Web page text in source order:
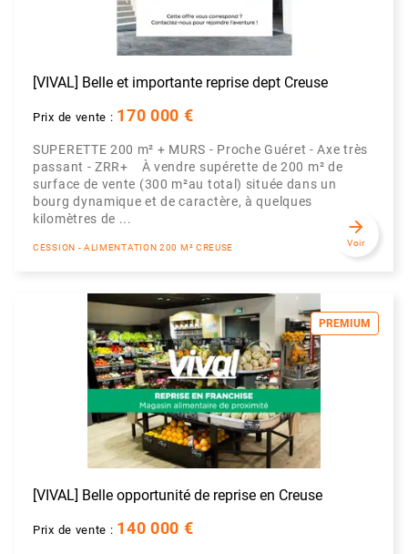
[VIVAL] Belle et importante reprise dept Creuse
Prix de vente : 170 000 €
SUPERETTE 200 m² + MURS - Proche Guéret - Axe très
passant - ZRR+ À vendre supérette de 200 m² de
surface de vente (300 m²au total) située dans un
bourg dynamique et de caractère, à quelques
kilomètres de ...
CESSION - ALIMENTATION 200 M² CREUSE
arrow_forward
Voir
PREMIUM
[VIVAL] Belle opportunité de reprise en Creuse
Prix de vente : 140 000 €